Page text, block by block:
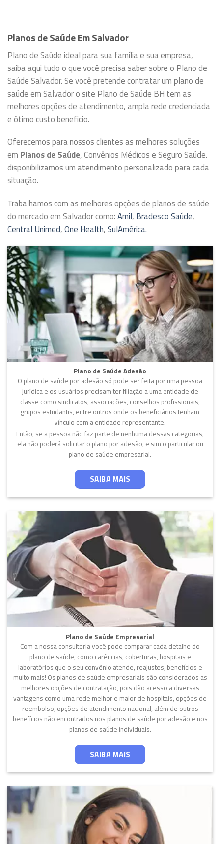
Planos de Saúde Em Salvador
Plano de Saúde ideal para sua família e sua empresa,
saiba aqui tudo o que você precisa saber sobre o Plano de
Saúde Salvador. Se você pretende contratar um plano de
saúde em Salvador o site Plano de Saúde BH tem as
melhores opções de atendimento, ampla rede credenciada
e ótimo custo beneficio.
Oferecemos para nossos clientes as melhores soluções
em Planos de Saúde, Convênios Médicos e Seguro Saúde.
disponibilizamos um atendimento personalizado para cada
situação.
Trabalhamos com as melhores opções de planos de saúde
do mercado em Salvador como:Amil, Bradesco Saúde,
Central Unimed,One Health,SulAmérica.
Plano de Saúde Adesão
O plano de saúde por adesão só pode ser feita por uma pessoa
jurídica e os usuários precisam ter filiação a uma entidade de
classe como sindicatos, associações, conselhos profissionais,
grupos estudantis, entre outros onde os beneficiários tenham
vínculo com a entidade representante.
Então, se a pessoa não faz parte de nenhuma dessas categorias,
ela não poderá solicitar o plano por adesão, e sim o particular ou
plano de saúde empresarial.
SAIBA MAIS
Plano de Saúde Empresarial
Com a nossa consultoria você pode comparar cada detalhe do
plano de saúde, como carências, coberturas, hospitais e
laboratórios que o seu convênio atende, reajustes, benefícios e
muito mais! Os planos de saúde empresariais são considerados as
melhores opções de contratação, pois dão acesso a diversas
vantagens como uma rede melhor e maior de hospitais, opções de
reembolso, opções de atendimento nacional, além de outros
benefícios não encontrados nos planos de saúde por adesão e nos
planos de saúde individuais.
SAIBA MAIS